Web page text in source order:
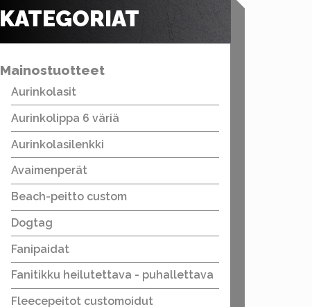
KATEGORIAT
Mainostuotteet
Aurinkolasit
Aurinkolippa 6 väriä
Aurinkolasilenkki
Avaimenperät
Beach-peitto custom
Dogtag
Fanipaidat
Fanitikku heilutettava - puhallettava
Fleecepeitot customoidut